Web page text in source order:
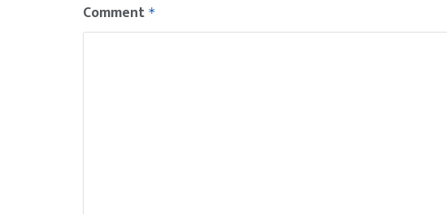
Comment *